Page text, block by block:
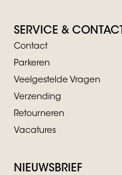
SERVICE &
Contact
Parkeren
Veelgestelde Vragen
Verzending
Retourneren
Vacatures
NIEUWSBRIEF